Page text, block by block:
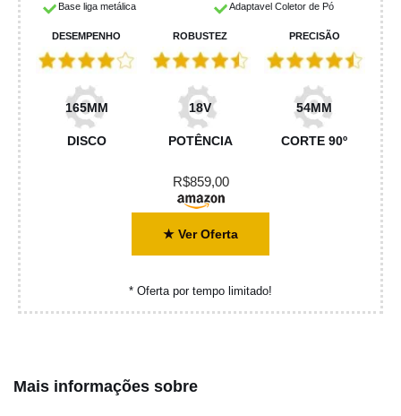
Base liga metálica Adaptavel Coletor de Pó
DESEMPENHO ROBUSTEZ PRECISÃO
165MM
DISCO
18V
POTÊNCIA
54MM
CORTE 90º
R$859,00
★ Ver Oferta
* Oferta por tempo limitado!
Mais informações sobre